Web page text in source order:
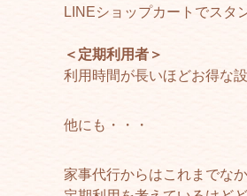
LINEショップカートでスタ
＜定期利用者＞
利用時間が長いほどお得な
他にも・・・
家事代行からはこれまでな